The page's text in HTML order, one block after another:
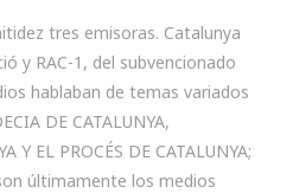
tres emisoras. Catalunya
y RAC-1, del subvencionado
hablaban de temas variados
DE CATALUNYA,
Y EL PROCÉS DE CATALUNYA;
últimamente los medios